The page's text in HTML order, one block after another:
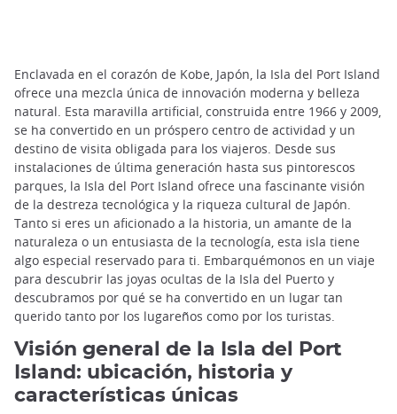
Enclavada en el corazón de Kobe, Japón, la Isla del Port Island
ofrece una mezcla única de innovación moderna y belleza
natural. Esta maravilla artificial, construida entre 1966 y 2009,
se ha convertido en un próspero centro de actividad y un
destino de visita obligada para los viajeros. Desde sus
instalaciones de última generación hasta sus pintorescos
parques, la Isla del Port Island ofrece una fascinante visión
de la destreza tecnológica y la riqueza cultural de Japón.
Tanto si eres un aficionado a la historia, un amante de la
naturaleza o un entusiasta de la tecnología, esta isla tiene
algo especial reservado para ti. Embarquémonos en un viaje
para descubrir las joyas ocultas de la Isla del Puerto y
descubramos por qué se ha convertido en un lugar tan
querido tanto por los lugareños como por los turistas.
Visión general de la Isla del Port
Island: ubicación, historia y
características únicas